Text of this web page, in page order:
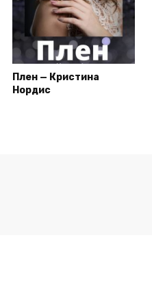
Плен — Кристина
Нордис